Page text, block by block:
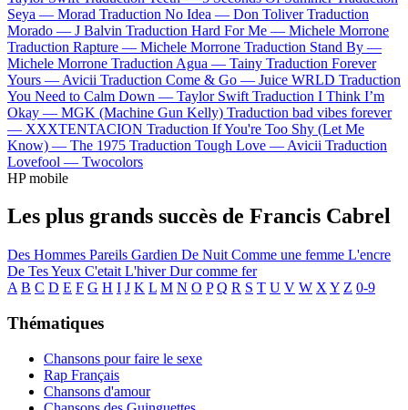
Seya — Morad Traduction No Idea — Don Toliver Traduction
Morado — J Balvin Traduction Hard For Me — Michele Morrone
Traduction Rapture — Michele Morrone Traduction Stand By —
Michele Morrone Traduction Agua — Tainy Traduction Forever
Yours — Avicii Traduction Come & Go — Juice WRLD Traduction
You Need to Calm Down — Taylor Swift Traduction I Think I’m
Okay — MGK (Machine Gun Kelly) Traduction bad vibes forever
— XXXTENTACION Traduction If You're Too Shy (Let Me
Know) — The 1975 Traduction Tough Love — Avicii Traduction
Lovefool — Twocolors
HP mobile
Les plus grands succès de Francis Cabrel
Des Hommes Pareils Gardien De Nuit Comme une femme L'encre
De Tes Yeux C'etait L'hiverDur comme fer
A B C D E F G H I J K L M N O P Q R S T U V W X Y Z 0-9
Thématiques
Chansons pour faire le sexe
Rap Français
Chansons d'amour